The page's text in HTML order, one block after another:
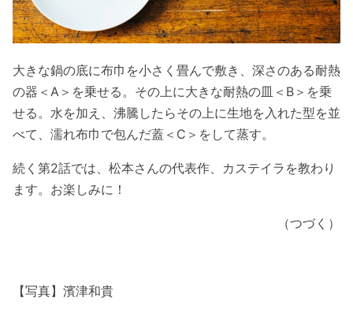
大きな鍋の底に布巾を小さく畳んで敷き、深さのある耐熱
の器＜A＞を乗せる。その上に大きな耐熱の皿＜B＞を乗
せる。水を加え、沸騰したらその上に生地を入れた型を並
べて、濡れ布巾で包んだ蓋＜C＞をして蒸す。
続く第2話では、松本さんの代表作、カステイラを教わり
ます。お楽しみに！
（つづく）
【写真】濱津和貴